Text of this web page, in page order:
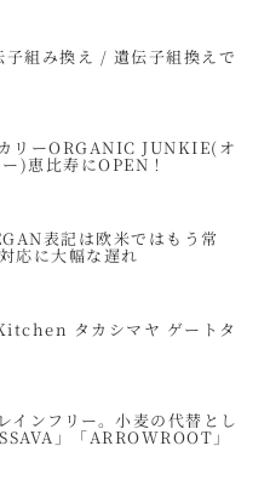
組み換え / 遺伝子組換えで
リーORGANIC JUNKIE(オ
)恵比寿にOPEN！
表記は欧米ではもう常
応に大幅な遅れ
タカシマヤ ゲートタ
インフリー。小麦の代替とし
」「ARROWROOT」